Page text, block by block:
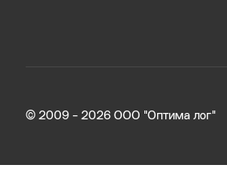
© 2009 - 2026 ООО "Оптима лог"